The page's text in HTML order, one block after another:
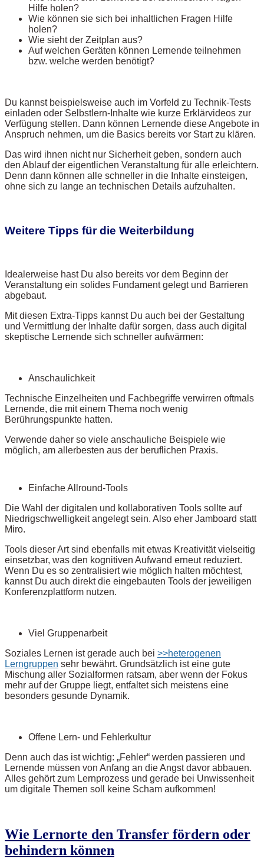
Hilfe holen?
Wie können sie sich bei inhaltlichen Fragen Hilfe
holen?
Wie sieht der Zeitplan aus?
Auf welchen Geräten können Lernende teilnehmen
bzw. welche werden benötigt?
Du kannst beispielsweise auch im Vorfeld zu Technik-Tests
einladen oder Selbstlern-Inhalte wie kurze Erklärvideos zur
Verfügung stellen. Dann können Lernende diese Angebote in
Anspruch nehmen, um die Basics bereits vor Start zu klären.
Das wird ihnen nicht nur Sicherheit geben, sondern auch
den Ablauf der eigentlichen Veranstaltung für alle erleichtern.
Denn dann können alle schneller in die Inhalte einsteigen,
ohne sich zu lange an technischen Details aufzuhalten.
Weitere Tipps für die Weiterbildung
Idealerweise hast Du also bereits vor dem Beginn der
Veranstaltung ein solides Fundament gelegt und Barrieren
abgebaut.
Mit diesen Extra-Tipps kannst Du auch bei der Gestaltung
und Vermittlung der Inhalte dafür sorgen, dass auch digital
skeptische Lernende sich schneller aufwärmen:
Anschaulichkeit
Technische Einzelheiten und Fachbegriffe verwirren oftmals
Lernende, die mit einem Thema noch wenig
Berührungspunkte hatten.
Verwende daher so viele anschauliche Beispiele wie
möglich, am allerbesten aus der beruflichen Praxis.
Einfache Allround-Tools
Die Wahl der digitalen und kollaborativen Tools sollte auf
Niedrigschwelligkeit angelegt sein. Also eher Jamboard statt
Miro.
Tools dieser Art sind ebenfalls mit etwas Kreativität vielseitig
einsetzbar, was den kognitiven Aufwand erneut reduziert.
Wenn Du es so zentralisiert wie möglich halten möchtest,
kannst Du auch direkt die eingebauten Tools der jeweiligen
Konferenzplattform nutzen.
Viel Gruppenarbeit
Soziales Lernen ist gerade auch bei >>heterogenen
Lerngruppen sehr bewährt. Grundsätzlich ist eine gute
Mischung aller Sozialformen ratsam, aber wenn der Fokus
mehr auf der Gruppe liegt, entfaltet sich meistens eine
besonders gesunde Dynamik.
Offene Lern- und Fehlerkultur
Denn auch das ist wichtig: „Fehler“ werden passieren und
Lernende müssen von Anfang an die Angst davor abbauen.
Alles gehört zum Lernprozess und gerade bei Unwissenheit
um digitale Themen soll keine Scham aufkommen!
Wie Lernorte den Transfer fördern oder
behindern können